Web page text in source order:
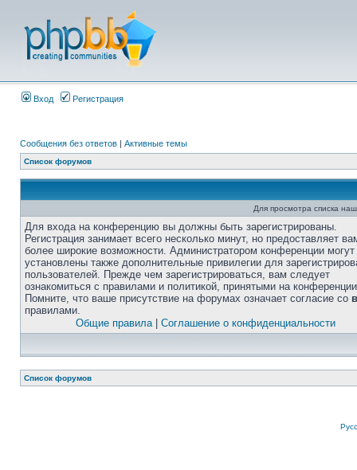
Вход Регистрация
Сообщения без ответов | Активные темы
Список форумов
Для просмотра списка
Для входа на конференцию вы должны быть зарегистрированы.
Регистрация занимает всего несколько минут, но предоставляет
более широкие возможности. Администратором конференции
установлены также дополнительные привилегии для
пользователей. Прежде чем зарегистрироваться, вам следует
ознакомиться с правилами и политикой, принятыми на
Помните, что ваше присутствие на форумах означает согласие со
правилами.
Общие правила| Соглашение о конфиденциальности
Список форумов